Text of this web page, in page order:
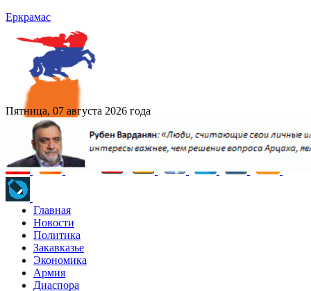
Еркрамас
Пятница, 07 августа 2026 года
Главная
Новости
Политика
Закавказье
Экономика
Армия
Диаспора